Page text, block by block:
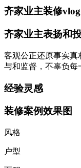
齐家业主装修vlog
齐家业主表扬和
客观公正还原事实真
与和监督，不辜负每
经验灵感
装修案例效果图
风格
户型